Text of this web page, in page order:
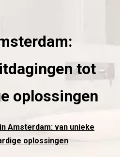
tot
oplossingen
Amsterdam: van unieke
oplossingen